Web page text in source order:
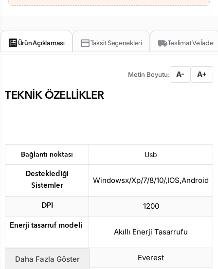
Ürün Açıklaması Taksit Seçenekleri Teslimat Ve İade
Metin Boyutu: A- A+
TEKNİK ÖZELLİKLER
Bağlantı noktası Usb
Desteklediği
Sistemler
Windowsx/Xp/7/8/10/,IOS,Android
DPI 1200
Enerji tasarruf modeli
Akıllı Enerji Tasarrufu
Marka Everest
Daha Fazla Göster